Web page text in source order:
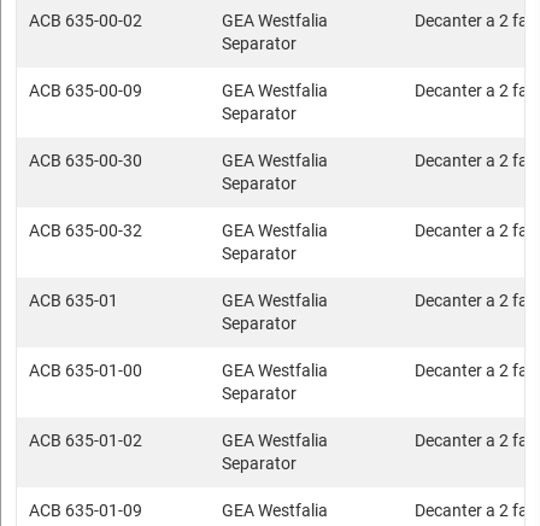
ACB 635-00-02
GEA Westfalia
Separator
Decanter a 2 fasi
ACB 635-00-09
GEA Westfalia
Separator
Decanter a 2 fasi
ACB 635-00-30
GEA Westfalia
Separator
Decanter a 2 fasi
ACB 635-00-32
GEA Westfalia
Separator
Decanter a 2 fasi
ACB 635-01
GEA Westfalia
Separator
Decanter a 2 fasi
ACB 635-01-00
GEA Westfalia
Separator
Decanter a 2 fasi
ACB 635-01-02
GEA Westfalia
Separator
Decanter a 2 fasi
ACB 635-01-09
GEA Westfalia
Decanter a 2 fasi